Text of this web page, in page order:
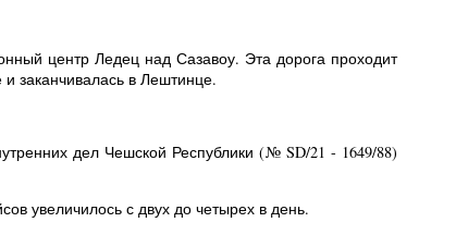
центр Ледец над Сазавоу. Эта дорога проходит
заканчивалась в Лештинце.
дел Чешской Республики (№ SD/21 - 1649/88)
увеличилось с двух до четырех в день.